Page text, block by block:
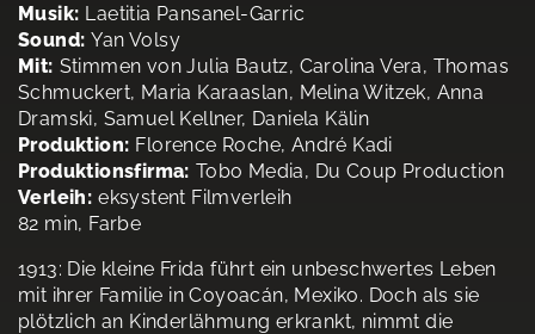
Musik: Laetitia Pansanel-Garric
Sound: Yan Volsy
Mit: Stimmen von Julia Bautz, Carolina Vera, Thomas
Schmuckert, Maria Karaaslan, Melina Witzek, Anna
Dramski, Samuel Kellner, Daniela Kälin
Produktion: Florence Roche, André Kadi
Produktionsfirma: Tobo Media, Du Coup Production
Verleih: eksystent Filmverleih
82 min, Farbe
1913: Die kleine Frida führt ein unbeschwertes Leben
mit ihrer Familie in Coyoacán, Mexiko. Doch als sie
plötzlich an Kinderlähmung erkrankt, nimmt die